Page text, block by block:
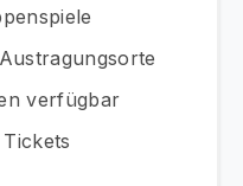
verfügbar